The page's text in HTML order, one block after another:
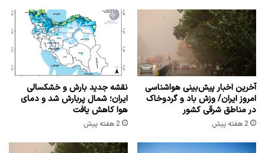
آخرین اخبار پیش‌بینی هواشناسی
امروز ایران/ وزش باد و گردوخاک
در مناطق شرقی کشور
2 هفته پیش
نقشه جدید بارش و خشکسالی
ایران؛ شمال پربارش شد و دمای
هوا کاهش یافت
2 هفته پیش